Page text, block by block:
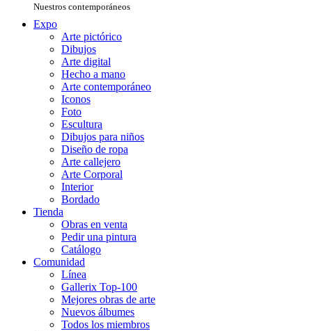
Nuestros contemporáneos
Expo
Arte pictórico
Dibujos
Arte digital
Hecho a mano
Arte contemporáneo
Iconos
Foto
Escultura
Dibujos para niños
Diseño de ropa
Arte callejero
Arte Corporal
Interior
Bordado
Tienda
Obras en venta
Pedir una pintura
Catálogo
Comunidad
Línea
Gallerix Top-100
Mejores obras de arte
Nuevos álbumes
Todos los miembros